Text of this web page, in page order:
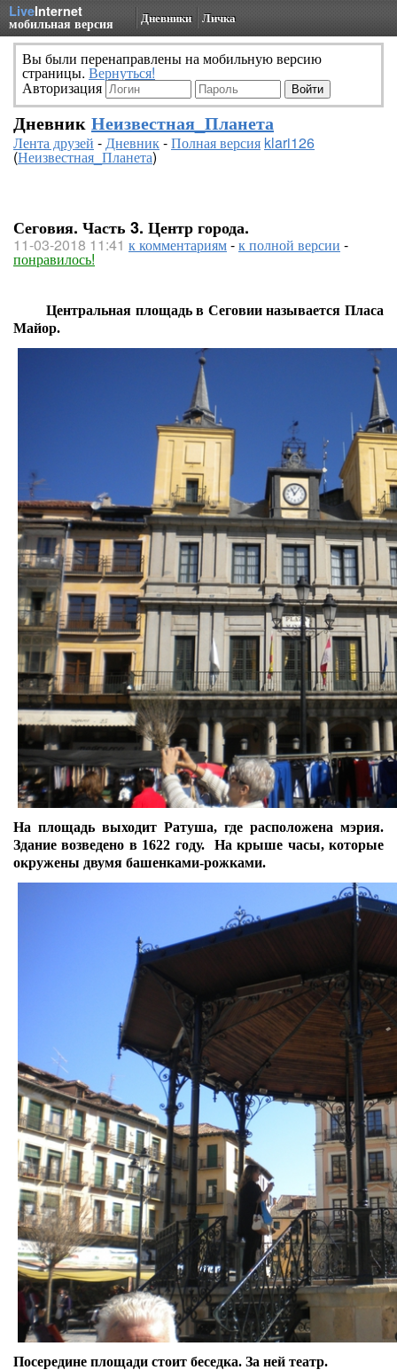
LiveInternet
мобильная версия Дневники Личка
Вы были перенаправлены на мобильную версию
страницы. Вернуться!
Авторизация
Дневник Неизвестная_Планета
Лента друзей -Дневник-Полная версия klari126
(Неизвестная_Планета)
Сеговия. Часть 3. Центр города.
11-03-2018 11:41 к комментариям-к полной версии -
понравилось!
Центральная площадь в Сеговии называется Пласа
Майор.
На площадь выходит Ратуша, где расположена мэрия.
Здание возведено в 1622 году. На крыше часы, которые
окружены двумя башенками-рожками.
Посередине площади стоит беседка. За ней театр.